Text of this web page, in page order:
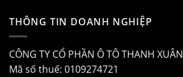
THÔNG TIN DOANH NGHIỆP
CÔNG TY CỔ PHẦN Ô TÔ THANH XUÂN
Mã số thuế: 0109274721